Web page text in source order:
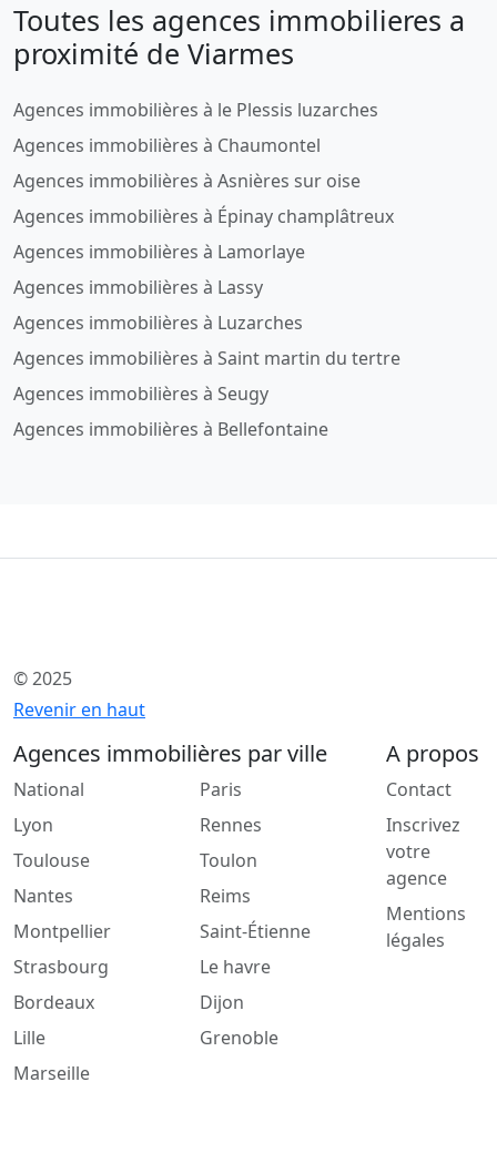
Toutes les agences immobilieres a
proximité de Viarmes
Agences immobilières à le Plessis luzarches
Agences immobilières à Chaumontel
Agences immobilières à Asnières sur oise
Agences immobilières à Épinay champlâtreux
Agences immobilières à Lamorlaye
Agences immobilières à Lassy
Agences immobilières à Luzarches
Agences immobilières à Saint martin du tertre
Agences immobilières à Seugy
Agences immobilières à Bellefontaine
© 2025
Revenir en haut
Agences immobilières par ville
National
Lyon
Toulouse
Nantes
Montpellier
Strasbourg
Bordeaux
Lille
Marseille
Paris
Rennes
Toulon
Reims
Saint-Étienne
Le havre
Dijon
Grenoble
A propos
Contact
Inscrivez
votre
agence
Mentions
légales